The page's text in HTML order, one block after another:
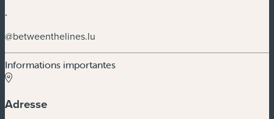
.
@betweenthelines.lu
Informations importantes
Adresse